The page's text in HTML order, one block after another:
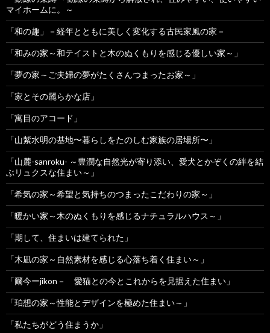
マイホームに。～
「和の趣」－経年とともに美しく変化する古民家風の家－
「和みの家～和テイストと木のぬくもりを感じる優しい家～」
「夢の家～ご夫婦の夢がたくさんつまったお家～」
「家とその麗らかな店」
「寓目のアコード」
「山紫水明の基地〜暮らしをたのしむ家族の居場所〜」
「山麓-sanroku- ～豊潤な自然光が寄り添い、愛犬とかぞくの絆を結
ぶリュクスな住まい～」
「希気の家～希望と気持ちのつまったこだわりの家～」
「暖かい家～木のぬくもりを感じるナチュラルハウス～」
「期して、住まいは建てられた」
「木凪の家～自然素材を感じる心落ち着く住まい～」
「爾今ーjikon－ 愛猫との今とこれからを見据えた住まい」
「珀想の家～性能とデザインを極めた住まい～」
「私たちがどう住まうか」